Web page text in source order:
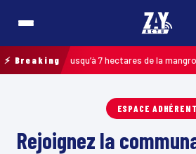
⚡ Breaking
à Ducos : jusqu’à 7 hectares de la
ESPACE ADHÉRENT
Rejoignez la